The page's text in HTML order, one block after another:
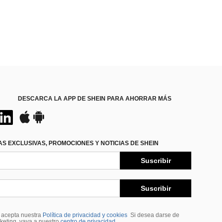
DESCARCA LA APP DE SHEIN PARA AHORRAR MÁS
EXCLUSIVAS, PROMOCIONES Y NOTICIAS DE SHEIN
Suscribir
Suscribir
nuestra Política de privacidad y cookies Si desea darse de